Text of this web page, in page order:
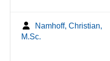
Namhoff, Christian,
M.Sc.